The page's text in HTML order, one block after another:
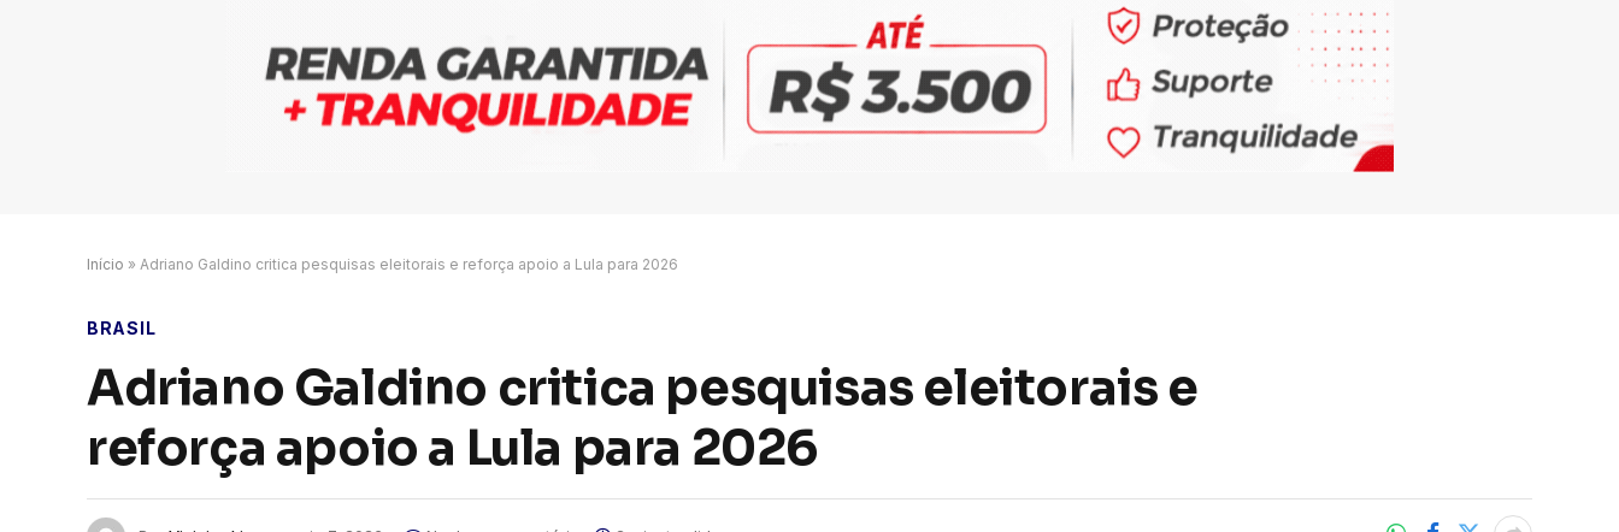
Início » Adriano Galdino critica pesquisas eleitorais e reforça apoio a Lula para 2026
BRASIL
Adriano Galdino critica pesquisas eleitorais e
reforça apoio a Lula para 2026